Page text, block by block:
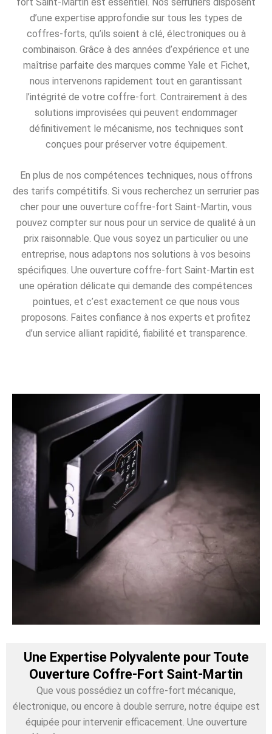
d’une expertise approfondie sur tous les types de
coffres-forts, qu’ils soient à clé, électroniques ou à
combinaison. Grâce à des années d’expérience et une
maîtrise parfaite des marques comme Yale et Fichet,
nous intervenons rapidement tout en garantissant
l’intégrité de votre coffre-fort. Contrairement à des
solutions improvisées qui peuvent endommager
définitivement le mécanisme, nos techniques sont
conçues pour préserver votre équipement.
En plus de nos compétences techniques, nous offrons
des tarifs compétitifs. Si vous recherchez un serrurier pas
cher pour une ouverture coffre-fort Saint-Martin, vous
pouvez compter sur nous pour un service de qualité à un
prix raisonnable. Que vous soyez un particulier ou une
entreprise, nous adaptons nos solutions à vos besoins
spécifiques. Une ouverture coffre-fort Saint-Martin est
une opération délicate qui demande des compétences
pointues, et c’est exactement ce que nous vous
proposons. Faites confiance à nos experts et profitez
d’un service alliant rapidité, fiabilité et transparence.
Une Expertise Polyvalente pour Toute
Ouverture Coffre-Fort Saint-Martin
Que vous possédiez un coffre-fort mécanique,
électronique, ou encore à double serrure, notre équipe est
équipée pour intervenir efficacement. Une ouverture